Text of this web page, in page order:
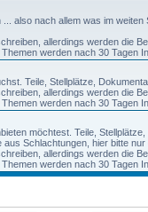
also nach allem was im
allerdings werden die
werden nach 30 Tagen
Teile, Stellplätze,
allerdings werden die
werden nach 30 Tagen
möchtest. Teile,
Schlachtungen, hier bitte
allerdings werden die
werden nach 30 Tagen